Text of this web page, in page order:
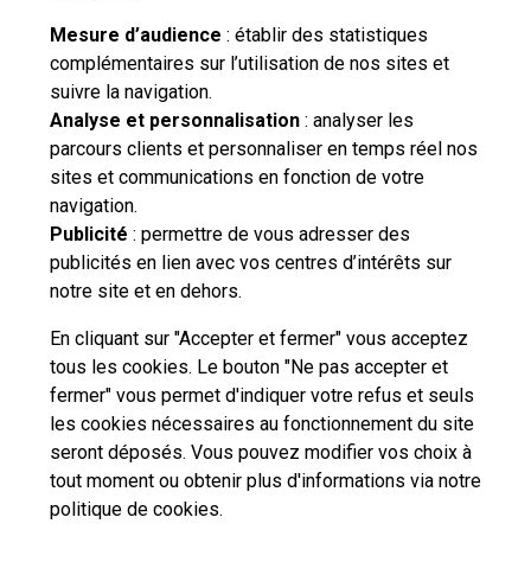
Mesure d’audience : établir des statistiques
complémentaires sur l’utilisation de nos sites et
suivre la navigation.
Analyse et personnalisation : analyser les
parcours clients et personnaliser en temps réel nos
sites et communications en fonction de votre
navigation.
Publicité : permettre de vous adresser des
publicités en lien avec vos centres d’intérêts sur
notre site et en dehors.
En cliquant sur "Accepter et fermer" vous acceptez
tous les cookies. Le bouton "Ne pas accepter et
fermer" vous permet d'indiquer votre refus et seuls
les cookies nécessaires au fonctionnement du site
seront déposés. Vous pouvez modifier vos choix à
tout moment ou obtenir plus d'informations via notre
politique de cookies.
Besoin d'aide complémentaire ?
Vous n'avez pas trouvé de solution parmi nos FAQs,
vous souhaitez nous contacter ou déposer une
réclamation ?
contacter
Professionnels Entreprises et Collectivités